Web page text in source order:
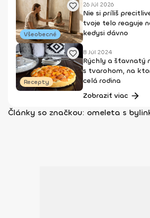
Všeobecné
26 Júl 2026
Nie si príliš
tvoje telo reaguje
kedysi dávno
Recepty
8 Júl 2024
Rýchly a šťavnatý
s tvarohom, na
celá rodina
Zobraziť viac
Články so značkou: omeleta s